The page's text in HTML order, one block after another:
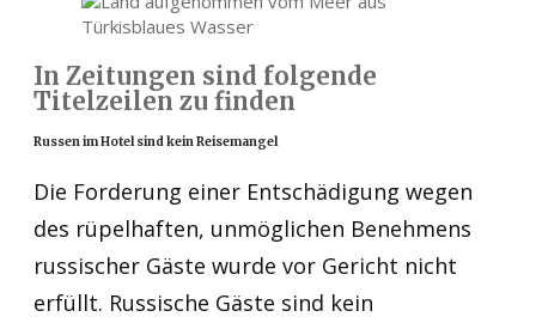
Türkisblaues Wasser
In Zeitungen sind folgende
Titelzeilen zu finden
Russen im Hotel sind kein Reisemangel
Die Forderung einer Entschädigung wegen
des rüpelhaften, unmöglichen Benehmens
russischer Gäste wurde vor Gericht nicht
erfüllt. Russische Gäste sind kein